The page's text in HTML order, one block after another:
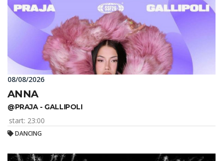
08/08/2026
ANNA
@PRAJA - GALLIPOLI
start: 23:00
DANCING